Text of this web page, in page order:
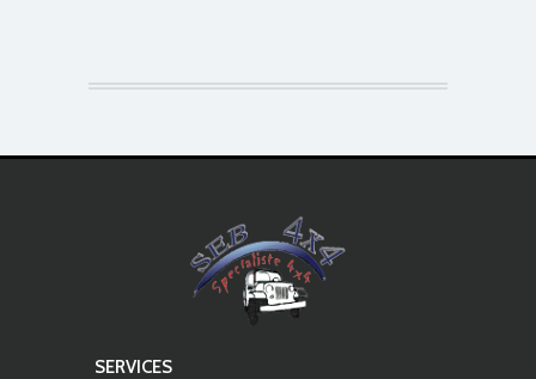
SERVICES